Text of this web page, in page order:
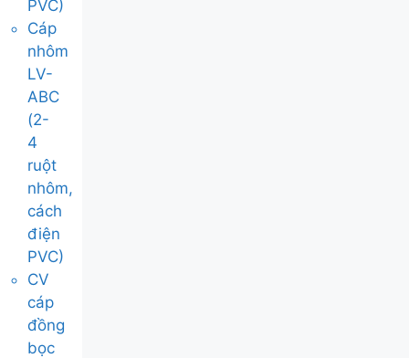
PVC)
Cáp
nhôm
LV-
ABC
(2-
4
ruột
nhôm,
cách
điện
PVC)
CV
cáp
đồng
bọc